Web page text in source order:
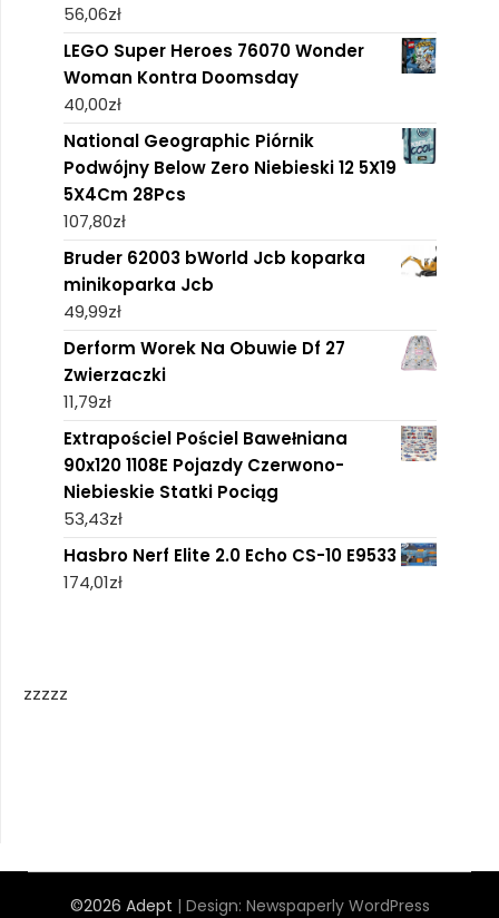
56,06zł
LEGO Super Heroes 76070 Wonder
Woman Kontra Doomsday
40,00zł
National Geographic Piórnik
Podwójny Below Zero Niebieski 12 5X19
5X4Cm 28Pcs
107,80zł
Bruder 62003 bWorld Jcb koparka
minikoparka Jcb
49,99zł
Derform Worek Na Obuwie Df 27
Zwierzaczki
11,79zł
Extrapościel Pościel Bawełniana
90x120 1108E Pojazdy Czerwono-
Niebieskie Statki Pociąg
53,43zł
Hasbro Nerf Elite 2.0 Echo CS-10 E9533
174,01zł
zzzzz
©2026 Adept | Design: Newspaperly WordPress